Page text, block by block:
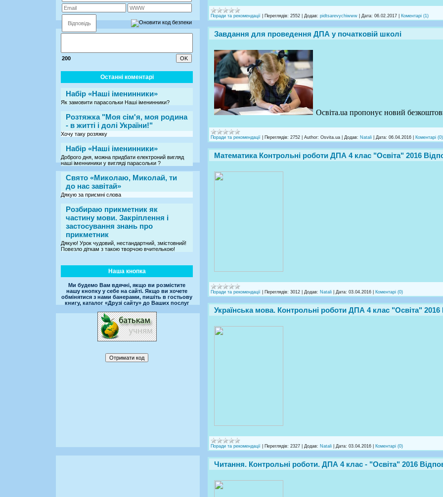
200
Останні коментарі
Набір «Наші іменинники»
Як замовити парасольки Наші іменинники?
Розтяжка "Моя сім'я, моя родина
- в житті і долі України!"
Хочу таку розяжку
Набір «Наші іменинники»
Доброго дня, можна придбати електроний вигляд
наші іменниники у вигляді парасольки ?
Свято «Миколаю, Миколай, ти
до нас завітай»
Дякую за приємні слова
Розбираю прикметник як
частину мови. Закріплення і
застосування знань про
прикметник
Дякую! Урок чудовий, нестандартний, змістовний!
Повезло діткам з такою творчою вчителькою!
Наша кнопка
Ми будемо Вам вдячні, якщо ви розмістите
нашу кнопку у себе на сайті. Якщо ви хочете
обмінятися з нами банерами, пишіть в гостьову
книгу, каталог «Друзі сайту» до Ваших послуг
Поради та рекомендації Переглядів: 2552 Додав: pidtsarevychiwww Дата: 06.02.2017 Коментарі (1)
Завдання для проведення ДПА у початковій школі
Освіта.ua пропонує новий
Поради та рекомендації Переглядів: 2752 Author: Osvita.ua Додав: Natali Дата: 06.04.2016 Коментарі (0)
Математика Контрольні роботи ДПА 4 клас "Освіта" 2016
Поради та рекомендації Переглядів: 3012 Додав: Natali Дата: 03.04.2016 Коментарі (0)
Українська мова. Контрольні роботи ДПА 4 клас "Освіта" 2016
Поради та рекомендації Переглядів: 2327 Додав: Natali Дата: 03.04.2016 Коментарі (0)
Читання. Контрольні роботи. ДПА 4 клас - "Освіта" 2016